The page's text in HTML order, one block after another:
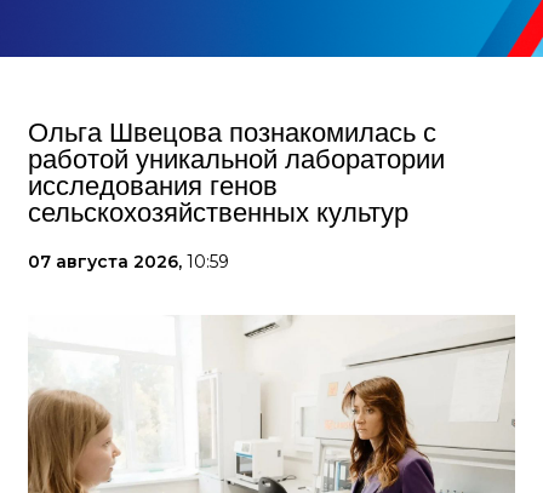
Ольга Швецова познакомилась с
работой уникальной лаборатории
исследования генов
сельскохозяйственных культур
07 августа 2026, 10:59